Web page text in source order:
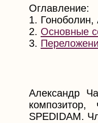
Оглавление:
1. Гоноболин,
2. Основные
3.
Александр
SPEDIDAM.